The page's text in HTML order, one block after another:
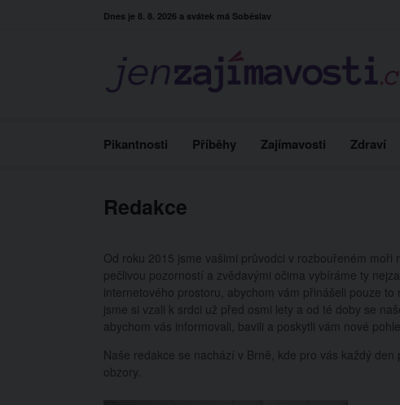
Dnes je 8. 8. 2026 a svátek má Soběslav
Pikantnosti Příběhy Zajímavosti Zdraví
Redakce
Od roku 2015 jsme vašimi průvodci v rozbouřeném
pečlivou pozorností a zvědavými očima vybíráme ty
internetového prostoru, abychom vám přinášeli pouze
jsme si vzali k srdci už před osmi lety a od té doby se
abychom vás informovali, bavili a poskytli vám nové
Naše redakce se nachází v Brně, kde pro vás každý
obzory.